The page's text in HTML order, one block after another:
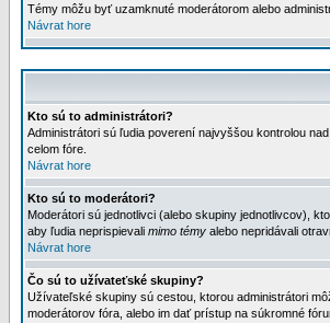
Témy môžu byť uzamknuté moderátorom alebo
Návrat hore
Kto sú to administrátori?
Administrátori sú ľudia poverení najvyššou kontrolou
celom fóre.
Návrat hore
Kto sú to moderátori?
Moderátori sú jednotlivci (alebo skupiny jednotlivcov),
aby ľudia neprispievali mimo témy alebo nepridávali
Návrat hore
Čo sú to užívateťské skupiny?
Užívateľské skupiny sú cestou, ktorou administrátori
moderátorov fóra, alebo im dať prístup na súkromné